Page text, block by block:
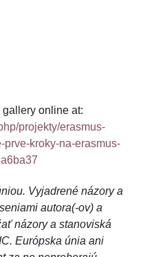
online at:
projekty/erasmus-
kroky-na-erasmus-
Vyjadrené názory a
autora(-ov) a
názory a stanoviská
Európska únia ani